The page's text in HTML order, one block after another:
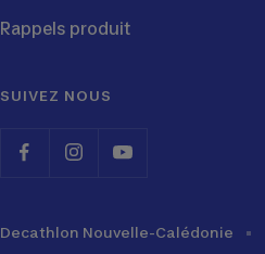
Rappels produit
SUIVEZ NOUS
Decathlon Nouvelle-Calédonie